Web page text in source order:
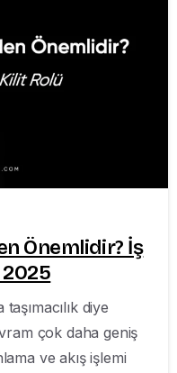
Önemlidir? İş
2025
diye
çok daha geniş
ve akış işlemi